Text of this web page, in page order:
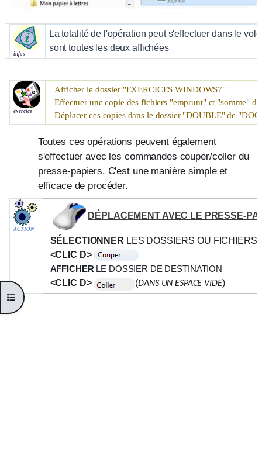
Ouvrir l’index du cours
infos
La totalité de l'opération peut s'effectuer dans le
sont toutes les deux affichées
exercice
Afficher le dossier "EXERCICES WINDOWS7"
Effectuer une copie des fichiers "emprunt" et "somme"
Déplacer ces copies dans le dossier "DOUBLE" de "
Toutes ces opérations peuvent également
s'effectuer avec les commandes couper/coller du
presse-papiers. C'est une manière simple et
efficace de procéder.
ACTION
DÉPLACEMENT AVEC LE PRESSE-
SÉLECTIONNER LES DOSSIERS OU FICHIERS
<CLIC D>
AFFICHER LE DOSSIER DE DESTINATION
<CLIC D> (DANS UN ESPACE VIDE)